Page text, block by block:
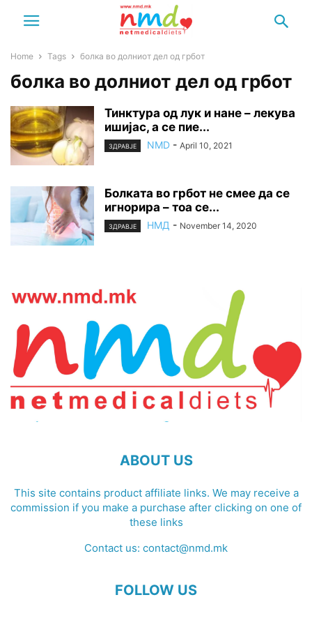
Home Tags болка во долниот дел од грбот
болка во долниот дел од грбот
Тинктура од лук и нане – лекува
ишијас, а се пие...
ЗДРАВЈЕ NMD - April 10, 2021
Болката во грбот не смее да се
игнорира – тоа се...
ЗДРАВЈЕ НМД - November 14, 2020
ABOUT US
This site contains product affiliate links. We may receive a
commission if you make a purchase after clicking on one of
these links
Contact us: contact@nmd.mk
FOLLOW US